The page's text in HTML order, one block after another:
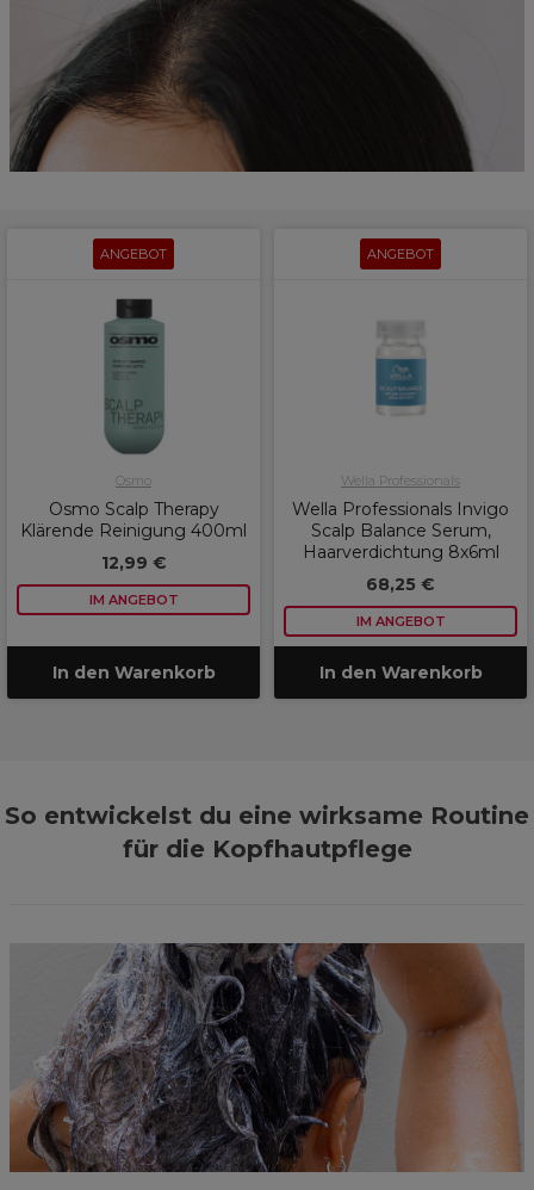
ANGEBOT
Osmo
Osmo Scalp Therapy
Klärende Reinigung 400ml
12,99 €
IM ANGEBOT
In den Warenkorb
ANGEBOT
Wella Professionals
Wella Professionals Invigo
Scalp Balance Serum,
Haarverdichtung 8x6ml
68,25 €
IM ANGEBOT
In den Warenkorb
So entwickelst du eine wirksame Routine
für die Kopfhautpflege